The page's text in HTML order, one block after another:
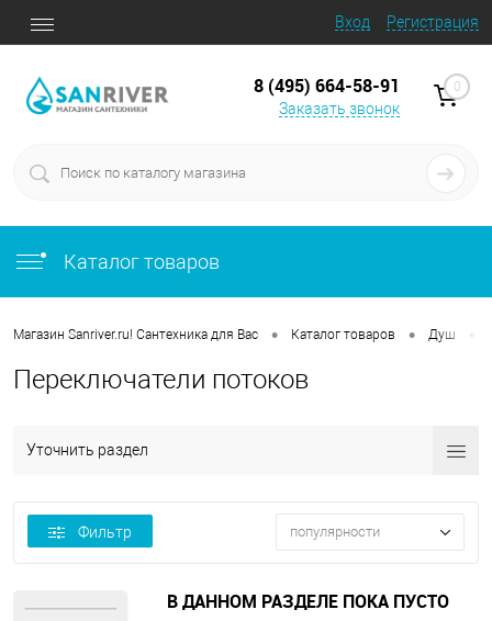
Вход Регистрация
8 (495) 664-58-91
Заказать звонок
0
Каталог товаров
Магазин Sanriver.ru! Сантехника для Вас • Каталог товаров • Душ
Переключатели потоков
Уточнить раздел
Фильтр популярности
В ДАННОМ РАЗДЕЛЕ ПОКА ПУСТО